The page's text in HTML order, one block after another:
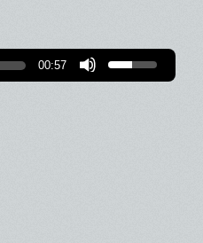
00:57